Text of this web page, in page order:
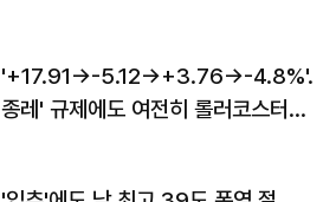
'+17.91→-5.12→+3.76→-4.8%'…'
종레' 규제에도 여전히 롤러코스터